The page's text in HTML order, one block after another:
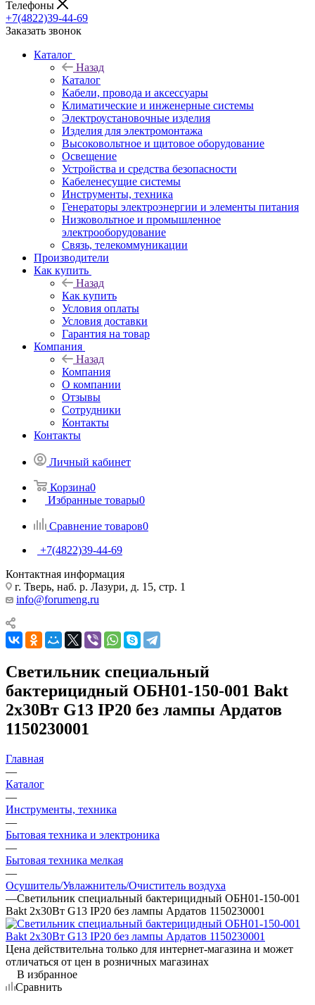
Телефоны
+7(4822)39-44-69
Заказать звонок
Каталог
Назад
Каталог
Кабели, провода и аксессуары
Климатические и инженерные системы
Электроустановочные изделия
Изделия для электромонтажа
Высоковольтное и щитовое оборудование
Освещение
Устройства и средства безопасности
Кабеленесущие системы
Инструменты, техника
Генераторы электроэнергии и элементы питания
Низковольтное и промышленное
электрооборудование
Связь, телекоммуникации
Производители
Как купить
Назад
Как купить
Условия оплаты
Условия доставки
Гарантия на товар
Компания
Назад
Компания
О компании
Отзывы
Сотрудники
Контакты
Контакты
Личный кабинет
Корзина0
Избранные товары0
Сравнение товаров0
+7(4822)39-44-69
Контактная информация
г. Тверь, наб. р. Лазури, д. 15, стр. 1
info@forumeng.ru
Светильник специальный
бактерицидный ОБН01-150-001 Bakt
2х30Вт G13 IP20 без лампы Ардатов
1150230001
Главная
—
Каталог
—
Инструменты, техника
—
Бытовая техника и электроника
—
Бытовая техника мелкая
—
Осушитель/Увлажнитель/Очиститель воздуха
—Светильник специальный бактерицидный ОБН01-150-001
Bakt 2х30Вт G13 IP20 без лампы Ардатов 1150230001
Цена действительна только для интернет-магазина и может
отличаться от цен в розничных магазинах
В избранное
Сравнить